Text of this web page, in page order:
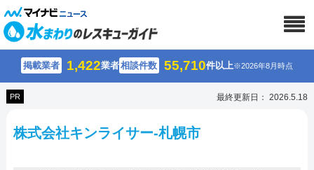
掲載業者 1,422業者相談件数 55,710件以上※2026年8月時点
PR 最終更新日： 2026.5.18
株式会社キンライサー-札幌市